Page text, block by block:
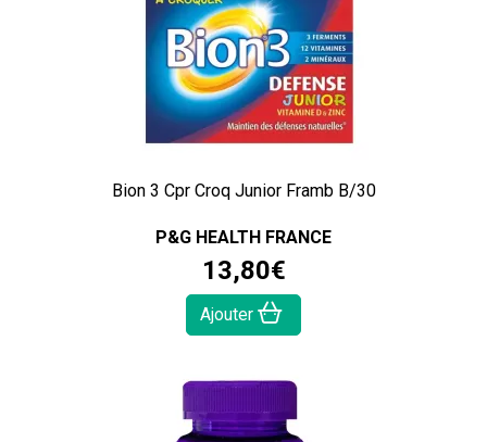
Bion 3 Cpr Croq Junior Framb B/30
P&G HEALTH FRANCE
13,80€
Ajouter